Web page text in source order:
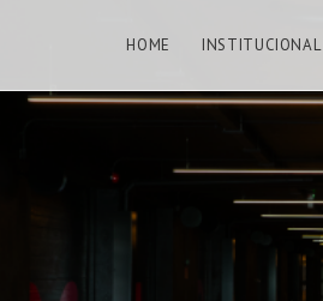
HOME INSTITUCIONAL